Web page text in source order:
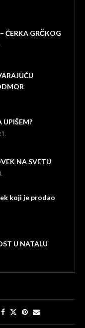
ĆERKA GRČKOG
UPIŠEM?
NA SVETU
koji je prodao
U NATALU